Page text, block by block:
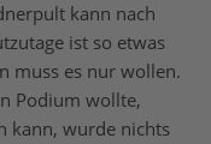
kann nach
ist so etwas
muss es nur wollen.
Podium wollte,
kann, wurde nichts